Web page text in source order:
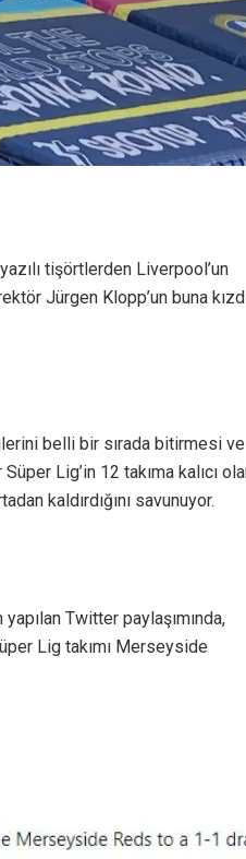
tişörtlerden Liverpool’un
Jürgen Klopp’un buna
belli bir sırada bitirmesi ve
Lig’in 12 takıma kalıcı
kaldırdığını savunuyor.
Twitter paylaşımında,
Lig takımı Merseyside